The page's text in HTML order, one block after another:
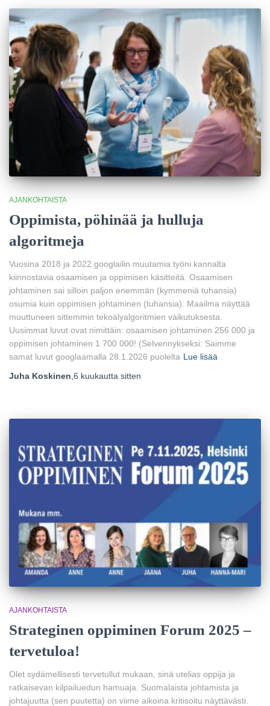
AJANKOHTAISTA
Oppimista, pöhinää ja hulluja
algoritmeja
Vuosina 2018 ja 2022 googlailin muutamia työni kannalta
kiinnostavia osaamisen ja oppimisen käsitteitä. Osaamisen
johtaminen sai silloin paljon enemmän (kymmeniä tuhansia)
osumia kuin oppimisen johtaminen (tuhansia). Maailma näyttää
muuttuneen sittemmin tekoälyalgoritmien vaikutuksesta.
Uusimmat luvut ovat nimittäin: osaamisen johtaminen 256 000 ja
oppimisen johtaminen 1 700 000! (Selvennykseksi: Saimme
samat luvut googlaamalla 28.1.2026 puolelta Lue lisää
Juha Koskinen 6 kuukautta sitten
AJANKOHTAISTA
Strateginen oppiminen Forum 2025 –
tervetuloa!
Olet sydämellisesti tervetullut mukaan, sinä utelias oppija ja
ratkaisevan kilpailuedun hamuaja. Suomalaista johtamista ja
johtajuutta (sen puutetta) on viime aikoina kritisoitu näyttävästi.